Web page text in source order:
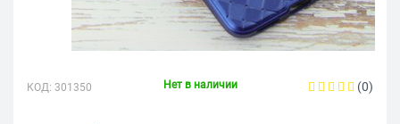
КОД: 301350 Нет в наличии (0)